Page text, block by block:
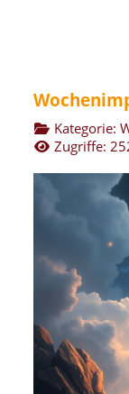
Kategorie:
Zugriffe: